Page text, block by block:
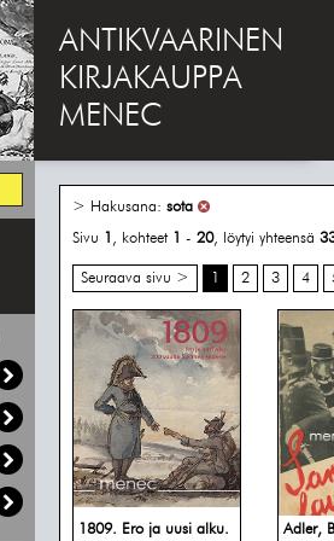
ANTIKVAARINEN
KIRJAKAUPPA
MENEC
> Hakusana: sota
Sivu 1 , kohteet 1 - 20, löytyi yhteensä
Seuraava sivu > 1 2 3 4
1809. Ero ja uusi alku.
Adler,